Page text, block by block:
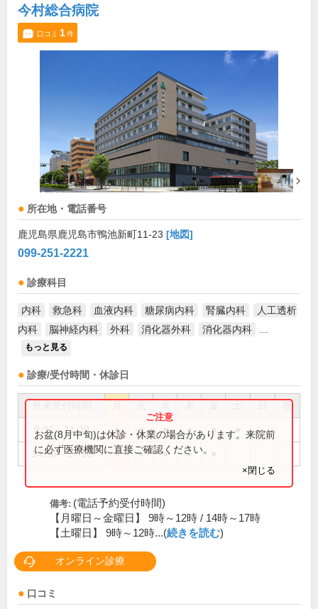
今村総合病院
口コミ 1件
所在地・電話番号
鹿児島県鹿児島市鴨池新町11-23 [地図]
099-251-2221
診療科目
内科 救急科 血液内科 糖尿病内科 腎臓内科
人工透析
内科
脳神経内科 外科 消化器外科 消化器内科
もっと見る
診療/受付時間・休診日
祝
8:30～11:30 ● ● ● ● ●
14:00～17:10 ● ● ● ●
お盆(8月中旬)は休診・休業の場合があります。来院前
に必ず医療機関に直接ご確認ください。
×閉じる
備考: (電話予約受付時間)
【月曜日～金曜日】 9時～12時 / 14時～17時
【土曜日】 9時～12時...(続きを読む)
オンライン診療
口コミ